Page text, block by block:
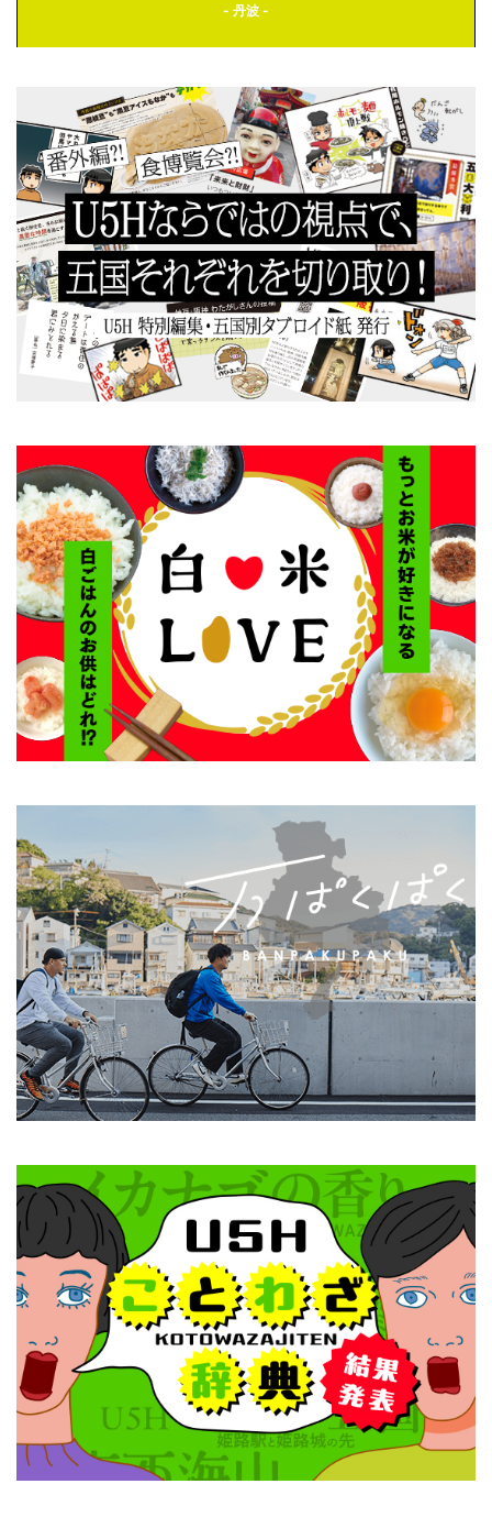
- 丹波 -